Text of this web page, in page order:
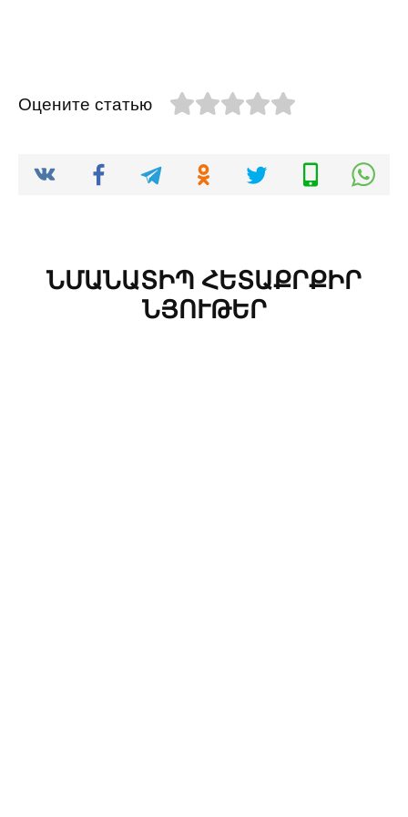
Оцените статью
ՆՄԱՆԱՏԻՊ ՀԵՏԱՔՐՔԻՐ
ՆՅՈՒԹԵՐ